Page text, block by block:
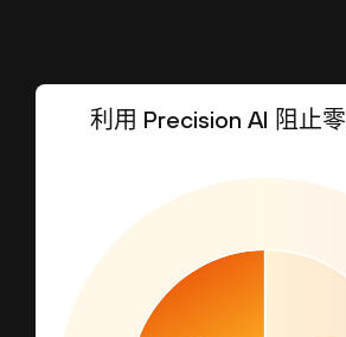
利用 Precision AI 阻止